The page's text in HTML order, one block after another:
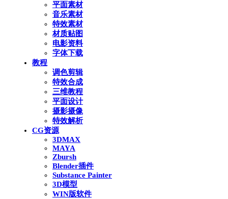
平面素材
音乐素材
特效素材
材质贴图
电影资料
字体下载
教程
调色剪辑
特效合成
三维教程
平面设计
摄影摄像
特效解析
CG资源
3DMAX
MAYA
Zbursh
Blender插件
Substance Painter
3D模型
WIN版软件